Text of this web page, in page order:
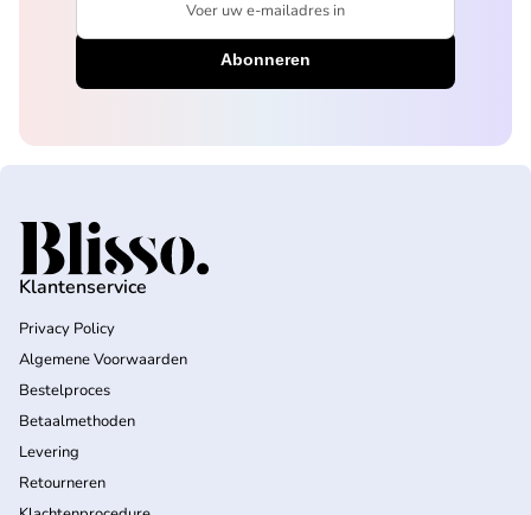
Voer uw e-mailadres in
Home
Klantenservice
Privacy Policy
Algemene Voorwaarden
Bestelproces
Betaalmethoden
Levering
Retourneren